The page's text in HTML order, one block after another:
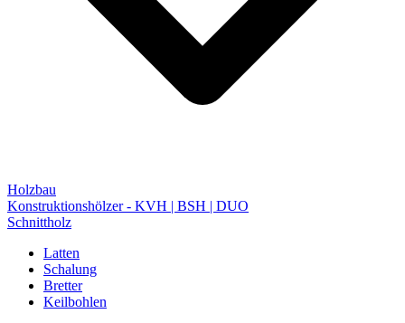
Holzbau
Konstruktionshölzer - KVH | BSH | DUO
Schnittholz
Latten
Schalung
Bretter
Keilbohlen